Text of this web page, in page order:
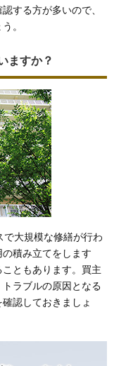
する方が多いので、
。
ますか？
大規模な修繕が行わ
積み立てをします
ともあります。買主
ラブルの原因となる
認しておきましょ